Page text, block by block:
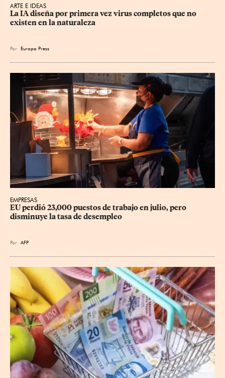
ARTE E IDEAS
La IA diseña por primera vez virus completos que no
existen en la naturaleza
Por Europa Press
EMPRESAS
EU perdió 23,000 puestos de trabajo en julio, pero
disminuye la tasa de desempleo
Por AFP